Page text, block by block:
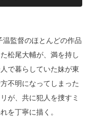
監督のほとんどの作品
松尾大輔が、満を持し
で暮らしていた妹が東
不明になってしまった
が、共に犯人を捜すミ
を丁寧に描く。